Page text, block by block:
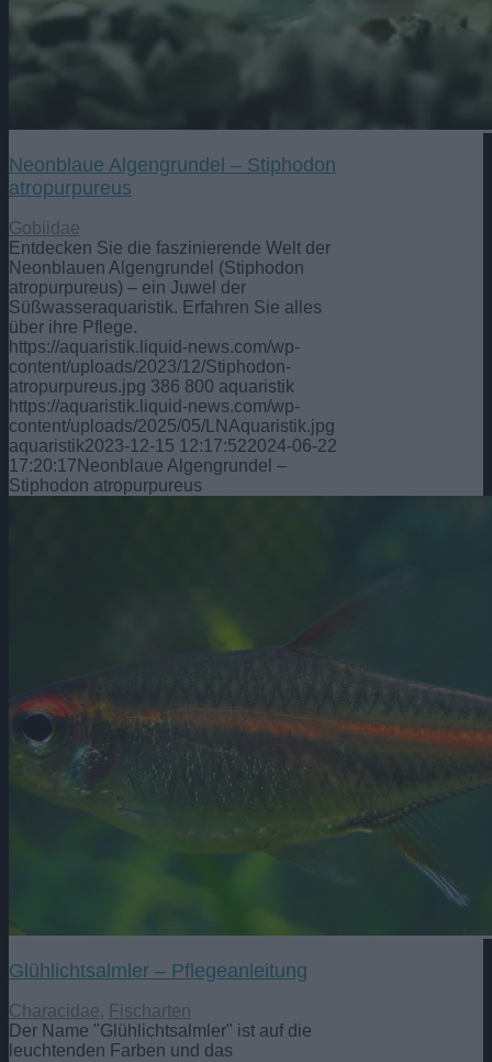
Neonblaue Algengrundel – Stiphodon
atropurpureus
Gobiidae
Entdecken Sie die faszinierende Welt der
Neonblauen Algengrundel (Stiphodon
atropurpureus) – ein Juwel der
Süßwasseraquaristik. Erfahren Sie alles
über ihre Pflege.
https://aquaristik.liquid-news.com/wp-
content/uploads/2023/12/Stiphodon-
atropurpureus.jpg 386 800 aquaristik
https://aquaristik.liquid-news.com/wp-
content/uploads/2025/05/LNAquaristik.jpg
aquaristik2023-12-15 12:17:522024-06-22
17:20:17 Neonblaue Algengrundel –
Stiphodon atropurpureus
Glühlichtsalmler – Pflegeanleitung
Characidae, Fischarten
Der Name "Glühlichtsalmler" ist auf die
leuchtenden Farben und das